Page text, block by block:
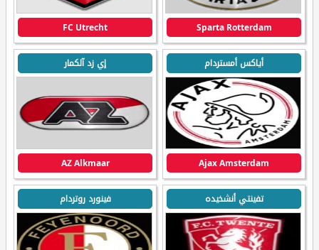
Sparta Rotterdam
FC Utrecht
أياكس أمستردام
Ajax Amsterdam
إي زد آلكمار
AZ Alkmaar
تفينتي أنشخيده فينورد روتردام